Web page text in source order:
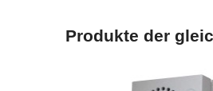
Produkte der